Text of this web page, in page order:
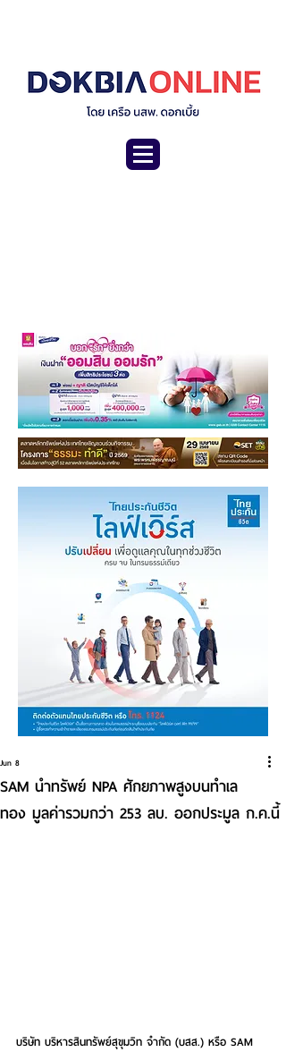
SAM นำทรัพย์ NPA ศักยภาพสูงบนทำเล
ทอง มูลค่ารวมกว่า 253 ลบ. ออกประมูล ก.ค.นี้
Jun 8
บริษัท บริหารสินทรัพย์สุขุมวิท จำกัด (บสส.) หรือ SAM